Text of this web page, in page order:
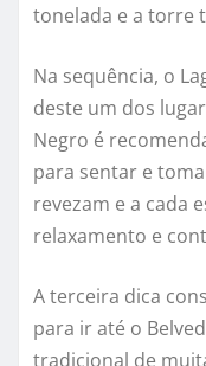
tonelada e a torre
Na sequência, o
deste um dos
Negro é
para sentar e
revezam e a cada
relaxamento e
A terceira dica
para ir até o
tradicional de